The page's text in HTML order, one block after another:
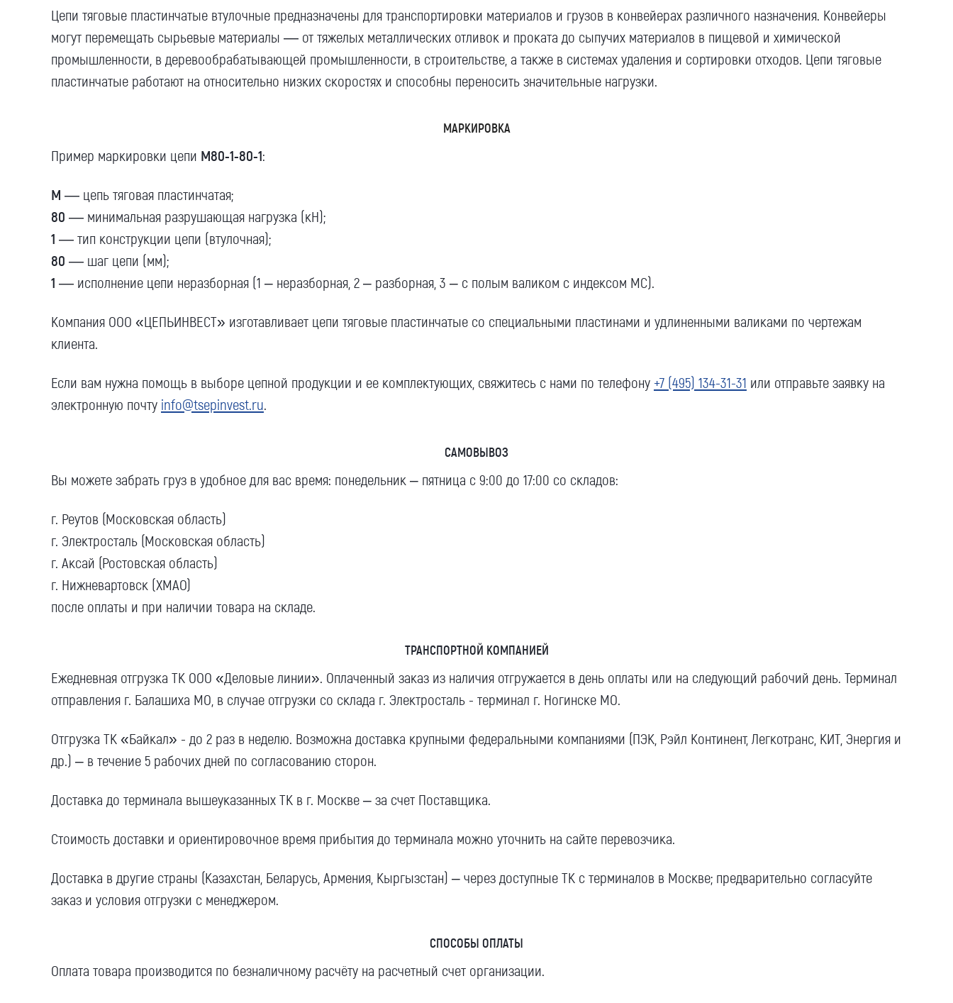
Цепи тяговые пластинчатые втулочные предназначены для транспортировки материалов и грузов в конвейерах различного назначения. Конвейеры
могут перемещать сырьевые материалы — от тяжелых металлических отливок и проката до сыпучих материалов в пищевой и химической
промышленности, в деревообрабатывающей промышленности, в строительстве, а также в системах удаления и сортировки отходов. Цепи тяговые
пластинчатые работают на относительно низких скоростях и способны переносить значительные нагрузки.
МАРКИРОВКА
Пример маркировки цепи М80-1-80-1:
М — цепь тяговая пластинчатая;
80 — минимальная разрушающая нагрузка (кН);
1 — тип конструкции цепи (втулочная);
80 — шаг цепи (мм);
1 — исполнение цепи неразборная (1 – неразборная, 2 – разборная, 3 – с полым валиком с индексом МС).
Компания ООО «ЦЕПЬИНВЕСТ» изготавливает цепи тяговые пластинчатые со специальными пластинами и удлиненными валиками по чертежам
клиента.
Если вам нужна помощь в выборе цепной продукции и ее комплектующих, свяжитесь с нами по телефону +7 (495) 134-31-31 или отправьте заявку на
электронную почту info@tsepinvest.ru.
САМОВЫВОЗ
Вы можете забрать груз в удобное для вас время: понедельник – пятница с 9:00 до 17:00 со складов:
г. Реутов (Московская область)
г. Электросталь (Московская область)
г. Аксай (Ростовская область)
г. Нижневартовск (ХМАО)
после оплаты и при наличии товара на складе.
ТРАНСПОРТНОЙ КОМПАНИЕЙ
Ежедневная отгрузка ТК ООО «Деловые линии». Оплаченный заказ из наличия отгружается в день оплаты или на следующий рабочий день. Терминал
отправления г. Балашиха МО, в случае отгрузки со склада г. Электросталь - терминал г. Ногинске МО.
Отгрузка ТК «Байкал» - до 2 раз в неделю. Возможна доставка крупными федеральными компаниями (ПЭК, Рэйл Континент, Легкотранс, КИТ, Энергия и
др.) – в течение 5 рабочих дней по согласованию сторон.
Доставка до терминала вышеуказанных ТК в г. Москве – за счет Поставщика.
Стоимость доставки и ориентировочное время прибытия до терминала можно уточнить на сайте перевозчика.
Доставка в другие страны (Казахстан, Беларусь, Армения, Кыргызстан) – через доступные ТК с терминалов в Москве; предварительно согласуйте
заказ и условия отгрузки с менеджером.
СПОСОБЫ ОПЛАТЫ
Оплата товара производится по безналичному расчёту на расчетный счет организации.
Ваше сообщение